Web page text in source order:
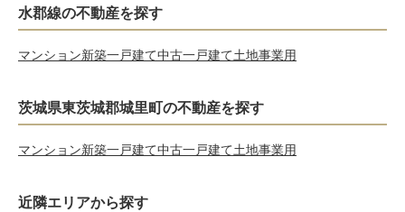
水郡線の不動産を探す
マンション新築一戸建て中古一戸建て土地事業用
茨城県東茨城郡城里町の不動産を探す
マンション新築一戸建て中古一戸建て土地事業用
近隣エリアから探す